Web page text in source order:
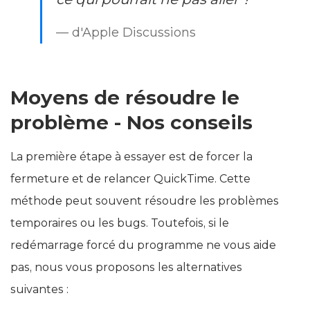
— d'Apple Discussions
Moyens de résoudre le
problème - Nos conseils
La première étape à essayer est de forcer la
fermeture et de relancer QuickTime. Cette
méthode peut souvent résoudre les problèmes
temporaires ou les bugs. Toutefois, si le
redémarrage forcé du programme ne vous aide
pas, nous vous proposons les alternatives
suivantes :